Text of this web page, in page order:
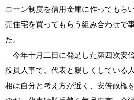
ローン制度を信用金庫に作ってもら
売住宅を買ってもらう組み合わせで
た。
今年十月二日に発足した第四次安
役員人事で、代表と親しくしている
相は自分と考え方が近く、安倍政権